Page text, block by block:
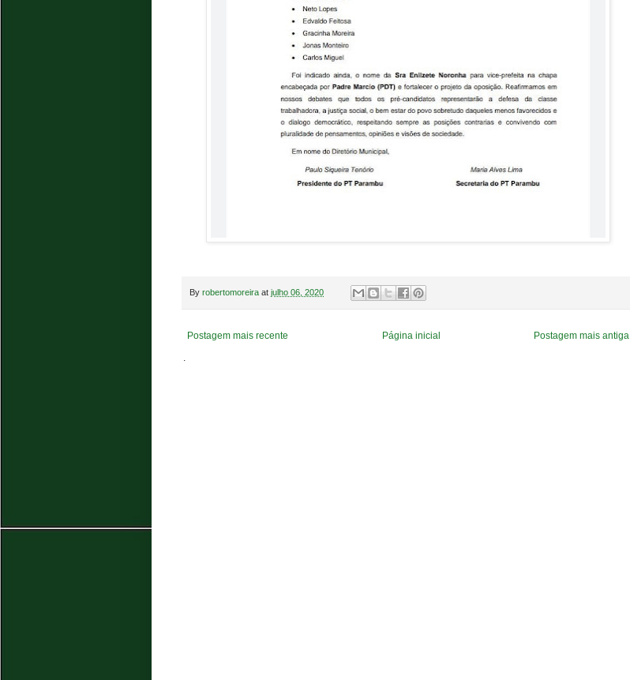
By robertomoreira at julho 06, 2020
Postagem mais recente Postagem mais antiga
Página inicial
.